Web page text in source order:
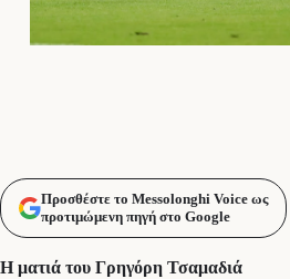
Προσθέστε το Messolonghi Voice ως
προτιμώμενη πηγή στο Google
Η ματιά του Γρηγόρη Τσαμαδιά